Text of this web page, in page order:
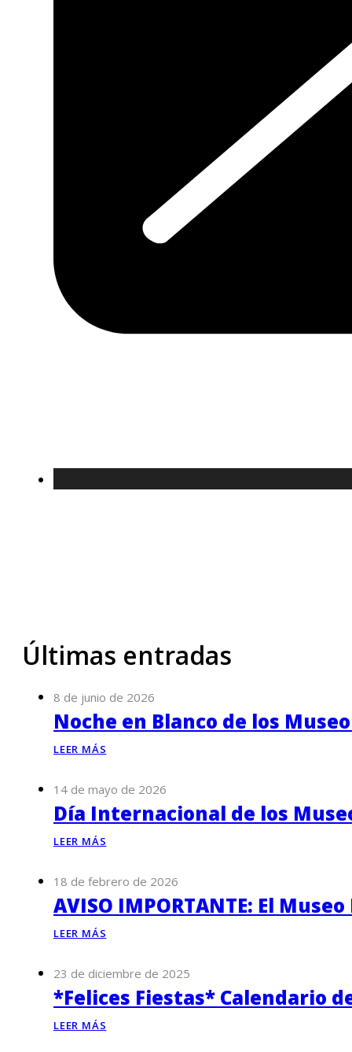
Últimas entradas
8 de junio de 2026
Noche en Blanco de los
LEER MÁS
14 de mayo de 2026
Día Internacional de los
LEER MÁS
18 de febrero de 2026
AVISO IMPORTANTE: El
LEER MÁS
23 de diciembre de 2025
*Felices Fiestas* Calendario
LEER MÁS